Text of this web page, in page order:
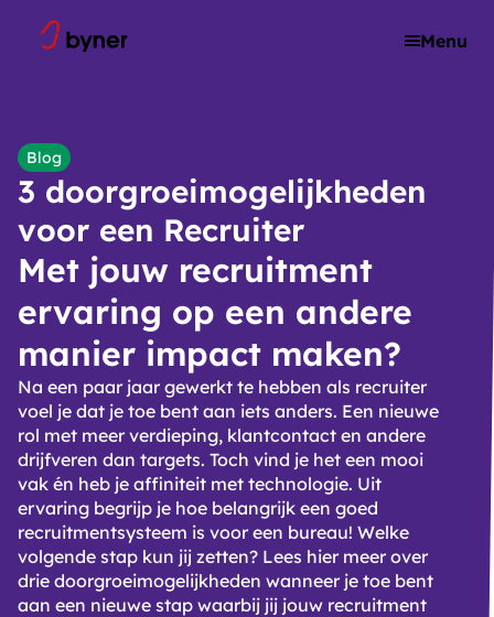
Menu
Blog
3 doorgroeimogelijkheden
voor een Recruiter
Met jouw recruitment
ervaring op een andere
manier impact maken?
Na een paar jaar gewerkt te hebben als recruiter
voel je dat je toe bent aan iets anders. Een nieuwe
rol met meer verdieping, klantcontact en andere
drijfveren dan targets. Toch vind je het een mooi
vak én heb je affiniteit met technologie. Uit
ervaring begrijp je hoe belangrijk een goed
recruitmentsysteem is voor een bureau! Welke
volgende stap kun jij zetten? Lees hier meer over
drie doorgroeimogelijkheden wanneer je toe bent
aan een nieuwe stap waarbij jij jouw recruitment